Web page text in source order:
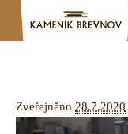
Zveřejněno 28.7.2020